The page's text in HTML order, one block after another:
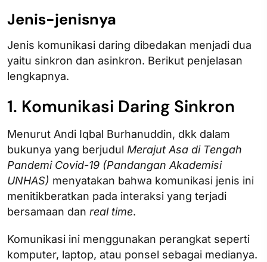
Jenis-jenisnya
Jenis komunikasi daring dibedakan menjadi dua
yaitu sinkron dan asinkron. Berikut penjelasan
lengkapnya.
1. Komunikasi Daring Sinkron
Menurut Andi Iqbal Burhanuddin, dkk dalam
bukunya yang berjudul Merajut Asa di Tengah
Pandemi Covid-19 (Pandangan Akademisi
UNHAS) menyatakan bahwa komunikasi jenis ini
menitikberatkan pada interaksi yang terjadi
bersamaan dan real time.
Komunikasi ini menggunakan perangkat seperti
komputer, laptop, atau ponsel sebagai medianya.